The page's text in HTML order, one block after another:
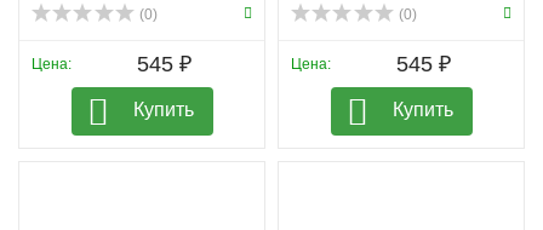
(0)
Цена: 545 ₽
Купить
(0)
Цена: 545 ₽
Купить